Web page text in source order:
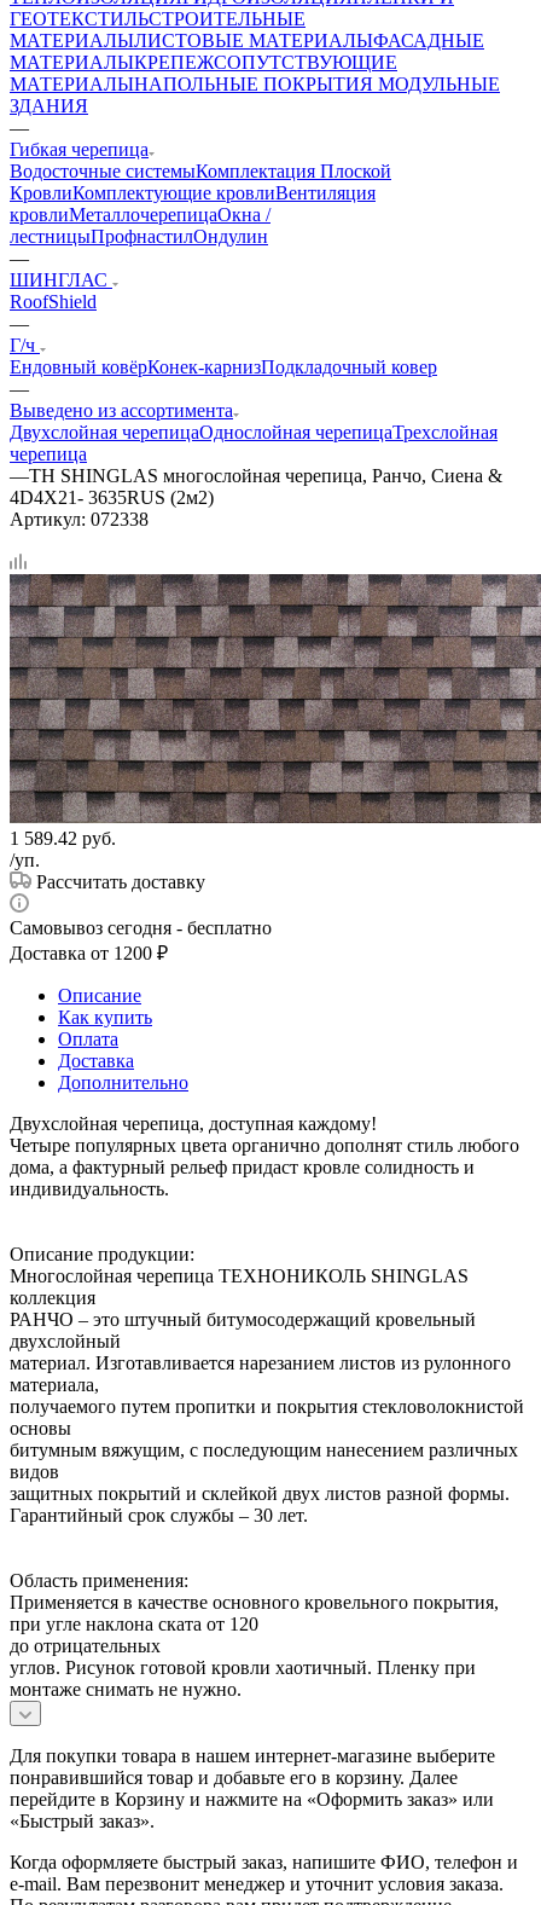
ГЕОТЕКСТИЛЬСТРОИТЕЛЬНЫЕ
МАТЕРИАЛЫЛИСТОВЫЕ МАТЕРИАЛЫФАСАДНЫЕ
МАТЕРИАЛЫКРЕПЕЖСОПУТСТВУЮЩИЕ
МАТЕРИАЛЫНАПОЛЬНЫЕ ПОКРЫТИЯ МОДУЛЬНЫЕ
ЗДАНИЯ
—
Гибкая черепица
Водосточные системыКомплектация Плоской
КровлиКомплектующие кровлиВентиляция
кровлиМеталлочерепицаОкна /
лестницыПрофнастилОндулин
—
ШИНГЛАС
RoofShield
—
Г/ч
Ендовный ковёрКонек-карнизПодкладочный ковер
—
Выведено из ассортимента
Двухслойная черепицаОднослойная черепицаТрехслойная
черепица
—ТН SHINGLAS многослойная черепица, Ранчо, Сиена &
4D4X21- 3635RUS (2м2)
Артикул: 072338
1 589.42 руб.
/уп.
Рассчитать доставку
Самовывоз сегодня - бесплатно
Доставка от 1200 ₽
Описание
Как купить
Оплата
Доставка
Дополнительно
Двухслойная черепица, доступная каждому!
Четыре популярных цвета органично дополнят стиль любого
дома, а фактурный рельеф придаст кровле солидность и
индивидуальность.
Описание продукции:
Многослойная черепица ТЕХНОНИКОЛЬ SHINGLAS
коллекция
РАНЧО – это штучный битумосодержащий кровельный
двухслойный
материал. Изготавливается нарезанием листов из рулонного
материала,
получаемого путем пропитки и покрытия стекловолокнистой
основы
битумным вяжущим, с последующим нанесением различных
видов
защитных покрытий и склейкой двух листов разной формы.
Гарантийный срок службы – 30 лет.
Область применения:
Применяется в качестве основного кровельного покрытия,
при угле наклона ската от 120
до отрицательных
углов. Рисунок готовой кровли хаотичный. Пленку при
монтаже снимать не нужно.
Для покупки товара в нашем интернет-магазине выберите
понравившийся товар и добавьте его в корзину. Далее
перейдите в Корзину и нажмите на «Оформить заказ» или
«Быстрый заказ».
Когда оформляете быстрый заказ, напишите ФИО, телефон и
e-mail. Вам перезвонит менеджер и уточнит условия заказа.